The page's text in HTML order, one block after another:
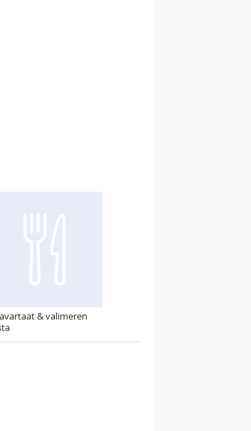
& valimeren